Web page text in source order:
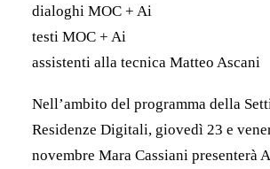
dialoghi MOC + Ai
testi MOC + Ai
assistenti alla tecnica Matteo Ascani
Nell’ambito del programma della
Residenze Digitali, giovedì 23 e
novembre Mara Cassiani presenterà